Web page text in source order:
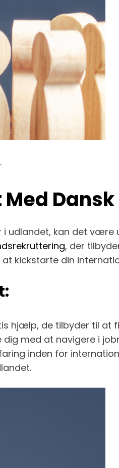
udlandet, kan det
, der
kickstarte din
hjælp, de tilbyder til at
med at navigere i
inden for